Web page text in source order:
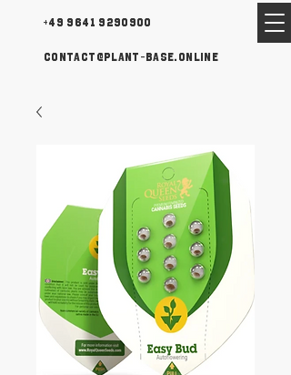
+49 9641 9290900
contact@plant-base.online